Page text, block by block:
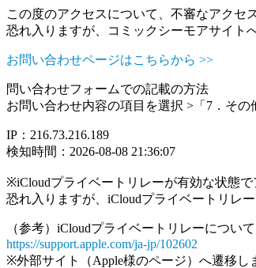
この度のアクセスについて、不審なアクセ
恐れ入りますが、コミックシーモアサイト
お問い合わせページはこちらから >>
問い合わせフォームでの記載の方法
お問い合わせ内容の項目を選択 >「7．そ
IP：216.73.216.189
検知時間：2026-08-08 21:36:07
※iCloudプライベートリレーが有効な状態
恐れ入りますが、iCloudプライベートリレ
（参考）iCloudプライベートリレーについて
https://support.apple.com/ja-jp/102602
※外部サイト（Apple様のページ）へ遷移し